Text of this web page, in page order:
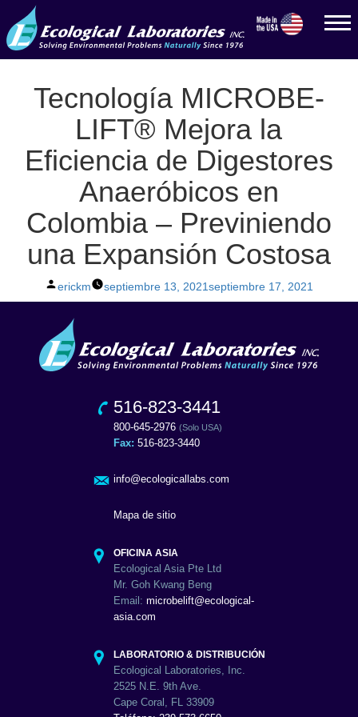
Tecnología MICROBE-
LIFT® Mejora la
Eficiencia de Digestores
Anaeróbicos en
Colombia – Previniendo
una Expansión Costosa
Posted
by
erickm septiembre 13, 2021septiembre 17, 2021
516-823-3441
800-645-2976 (Solo USA)
Fax: 516-823-3440
info@ecologicallabs.com
Mapa de sitio
OFICINA ASIA
Ecological Asia Pte Ltd
Mr. Goh Kwang Beng
Email: microbelift@ecological-
asia.com
LABORATORIO & DISTRIBUCIÓN
Ecological Laboratories, Inc.
2525 N.E. 9th Ave.
Cape Coral, FL 33909